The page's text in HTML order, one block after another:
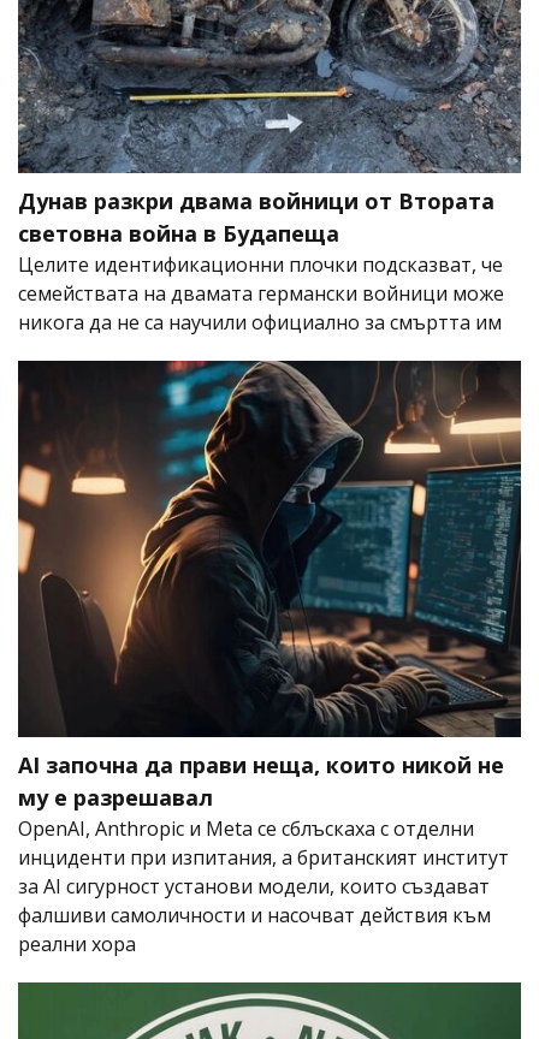
Дунав разкри двама войници от Втората
световна война в Будапеща
Целите идентификационни плочки подсказват, че
семействата на двамата германски войници може
никога да не са научили официално за смъртта им
AI започна да прави неща, които никой не
му е разрешавал
OpenAI, Anthropic и Meta се сблъскаха с отделни
инциденти при изпитания, а британският институт
за AI сигурност установи модели, които създават
фалшиви самоличности и насочват действия към
реални хора